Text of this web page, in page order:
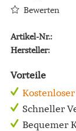
Bewerten
Artikel-Nr.:
Hersteller:
Vorteile
Schneller
Bequemer